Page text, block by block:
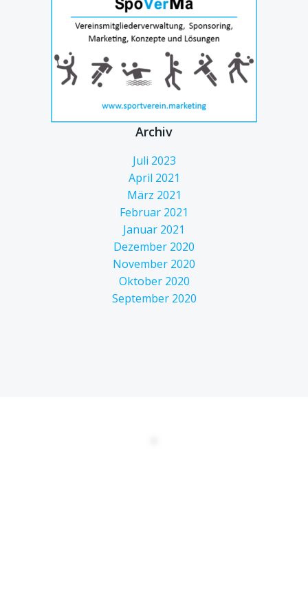
Archiv
Juli 2023
April 2021
März 2021
Februar 2021
Januar 2021
Dezember 2020
November 2020
Oktober 2020
September 2020